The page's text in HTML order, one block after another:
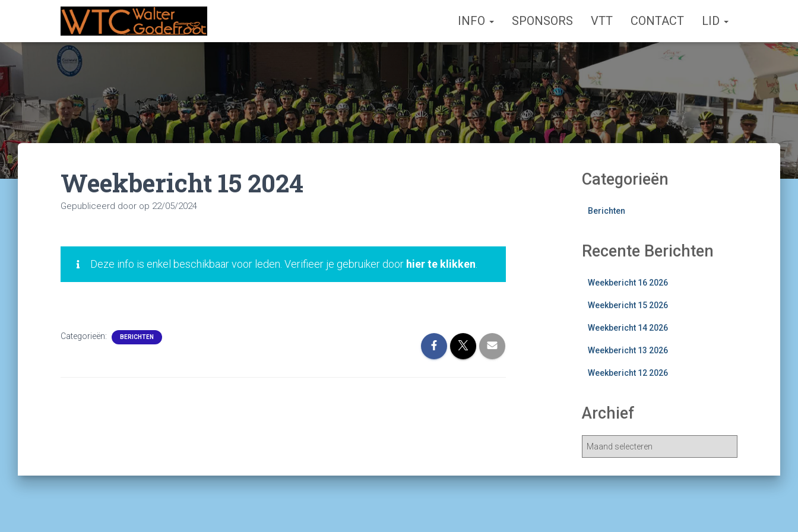
INFO SPONSORS VTT CONTACT LID
Weekbericht 15 2024
Gepubliceerd door op 22/05/2024
Deze info is enkel beschikbaar voor leden. Verifieer je gebruiker door hier te klikken
Categorieën: BERICHTEN
Categorieën
Berichten
Recente Berichten
Weekbericht 16 2026
Weekbericht 15 2026
Weekbericht 14 2026
Weekbericht 13 2026
Weekbericht 12 2026
Archief
h